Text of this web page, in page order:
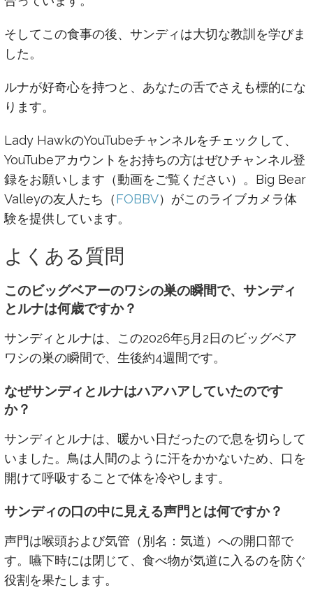
そしてこの食事の後、サンディは大切な教訓を学びま
した。
ルナが好奇心を持つと、あなたの舌でさえも標的にな
ります。
Lady HawkのYouTubeチャンネルをチェックして、
YouTubeアカウントをお持ちの方はぜひチャンネル登
録をお願いします（動画をご覧ください）。Big Bear
Valleyの友人たち（FOBBV）がこのライブカメラ体
験を提供しています。
よくある質問
このビッグベアーのワシの巣の瞬間で、サンディ
とルナは何歳ですか？
サンディとルナは、この2026年5月2日のビッグベア
ワシの巣の瞬間で、生後約4週間です。
なぜサンディとルナはハアハアしていたのです
か？
サンディとルナは、暖かい日だったので息を切らして
いました。鳥は人間のように汗をかかないため、口を
開けて呼吸することで体を冷やします。
サンディの口の中に見える声門とは何ですか？
声門は喉頭および気管（別名：気道）への開口部で
す。嚥下時には閉じて、食べ物が気道に入るのを防ぐ
役割を果たします。